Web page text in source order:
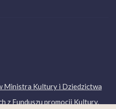
Ministra Kultury i Dziedzictwa
z Funduszu promocji Kultury.